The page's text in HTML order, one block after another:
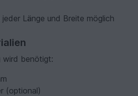
Länge und Breite möglich
wird benötigt:
(optional)